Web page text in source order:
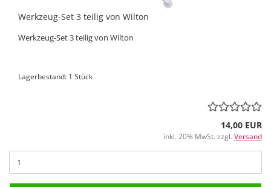
Werkzeug-Set 3 teilig von Wilton
Werkzeug-Set 3 teilig von Wilton
Lagerbestand: 1 Stück
14,00 EUR
inkl. 20% MwSt. zzgl. Versand